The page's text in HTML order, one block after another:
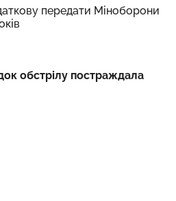
передати Міноборони
обстрілу постраждала